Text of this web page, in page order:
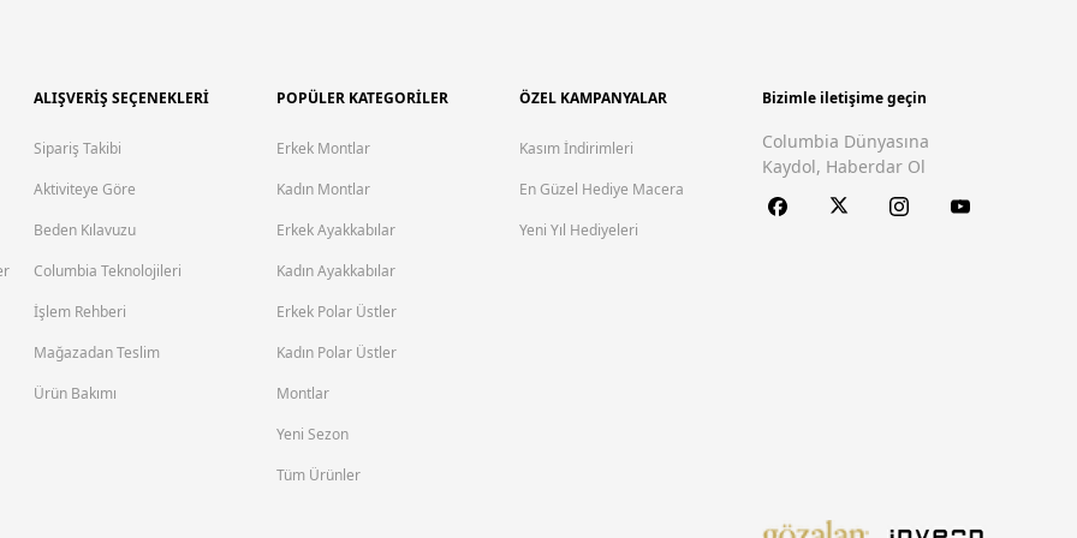
kadar geniş bir kullanım alanı sunar. Hafif yapısı ve yumuşak dokusuyla hem sıcak kalmanı hem konforlu hissetmeni
farklı hava koşullarına uyum sağlamana da yardımcı olur.
biri olacak.
üst giyim ürünü arıyorsan kadın polar ceketler
görünmeni sağlar. Vücuduna oturan kesimlere sahip modelleri outdoor aktivitelerden arkadaş buluşmalarına kadar dilediğin
ister şehirde gezerken seni her koşulda sıcak ve rahat tutar. Özellikle rüzgârlı havalarda ideal bir tercih olan bu ceketler,
ALIŞVERİŞ SEÇENEKLERİ
Sipariş Takibi
Aktiviteye Göre
Beden Kılavuzu
Columbia Teknolojileri
İşlem Rehberi
Mağazadan Teslim
Ürün Bakımı
POPÜLER KATEGORİLER
Erkek Montlar
Kadın Montlar
Erkek Ayakkabılar
Kadın Ayakkabılar
Erkek Polar Üstler
Kadın Polar Üstler
Montlar
Yeni Sezon
Tüm Ürünler
ÖZEL KAMPANYALAR
Kasım İndirimleri
En Güzel Hediye Macera
Yeni Yıl Hediyeleri
Bizimle iletişime geçin
Columbia Dünyasına
Kaydol, Haberdar Ol